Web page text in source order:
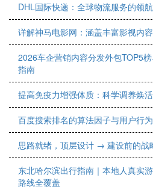
DHL国际快递：全球物流服务的领
详解神马电影网：涵盖丰富影视内
2026车企营销内容分发外包TOP5
指南
提高免疫力增强体质：科学调养焕
百度搜索排名的算法因子与用户行
思路就绪，顶层设计 → 建设前的战
东北哈尔滨出行指南｜本地人真实
路线全覆盖